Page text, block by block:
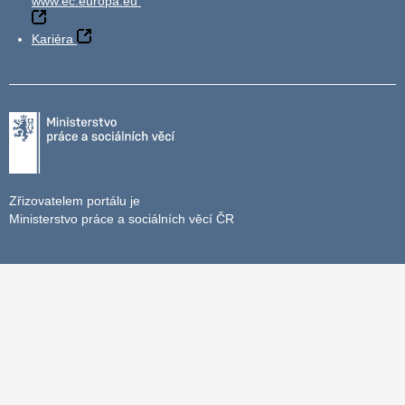
Kariéra
Zřizovatelem portálu je
Ministerstvo práce a sociálních věcí ČR